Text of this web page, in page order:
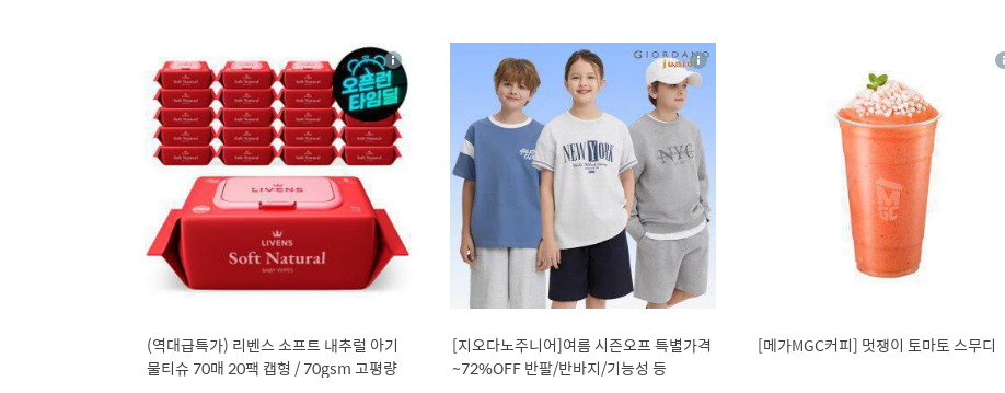
(역대급특가) 리벤스 소프트 내추럴 아기
물티슈 70매 20팩 캡형 / 70gsm 고평량
상
세
10
[지오다노주니어]여름 시즌오프 특별가격
~72%OFF 반팔/반바지/기능성 등
상
세
[메가MGC커피] 멋쟁이 토마토 스무디